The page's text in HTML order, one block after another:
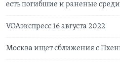
есть погибшие и раненые
VOAэкспресс 16 августа 2022
Москва ищет сближения с